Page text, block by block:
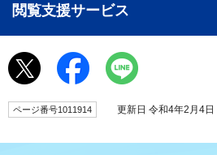
閲覧支援サービス
ページ番号1011914 更新日 令和4年2月4日